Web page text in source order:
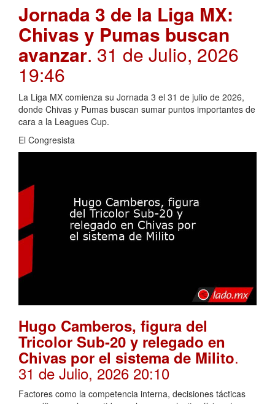
Jornada 3 de la Liga MX:
Chivas y Pumas buscan
avanzar. 31 de Julio, 2026
19:46
La Liga MX comienza su Jornada 3 el 31 de julio de 2026,
donde Chivas y Pumas buscan sumar puntos importantes de
cara a la Leagues Cup.
El Congresista
Hugo Camberos, figura del
Tricolor Sub-20 y relegado en
Chivas por el sistema de Milito.
31 de Julio, 2026 20:10
Factores como la competencia interna, decisiones tácticas